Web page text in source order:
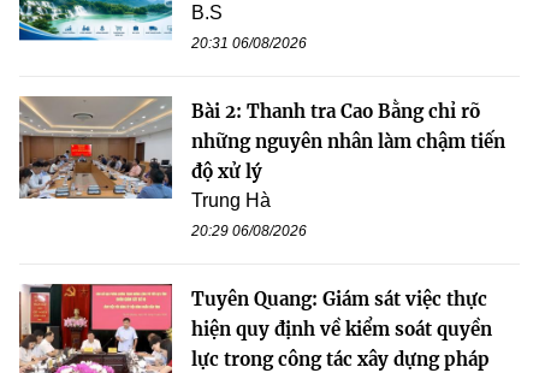
B.S
20:31 06/08/2026
Bài 2: Thanh tra Cao Bằng chỉ rõ
những nguyên nhân làm chậm tiến
độ xử lý
Trung Hà
20:29 06/08/2026
Tuyên Quang: Giám sát việc thực
hiện quy định về kiểm soát quyền
lực trong công tác xây dựng pháp